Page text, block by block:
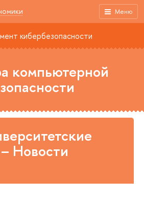
Меню
кибербезопасности
компьютерной
Новости